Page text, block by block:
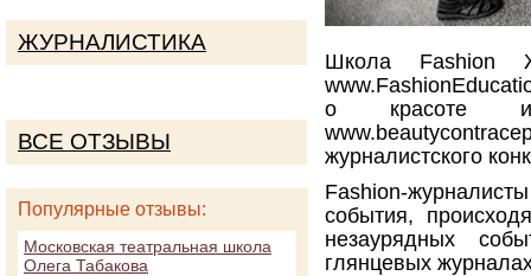
Школа Fashion
о красоте и
журналистского
Fashion-
события,
незаурядных
глянцевых
ЖУРНАЛИСТИКА
ВСЕ ОТЗЫВЫ
Популярные отзывы:
Московская театральная школа
Олега Табакова